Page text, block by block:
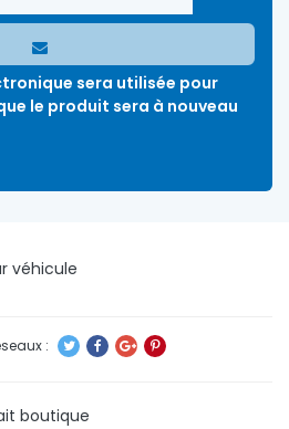
véhicule
boutique
sera utilisée pour
le produit sera à nouveau